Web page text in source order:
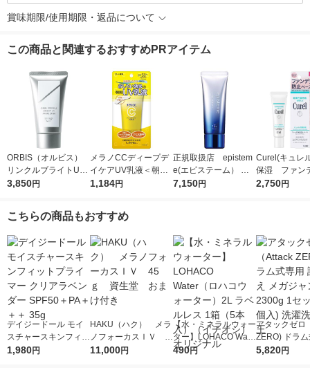
賞味期限/使用期限・返品について
この商品と関連するおすすめPRアイテム
ORBIS（オルビス）
リンクルブライトUV
プロテクター N 50g
3,850円
メラノCCディープデ
イケアUV乳液＜朝用
日焼け止め乳液＞50g
1,184円
正規取扱店 epistem
e(エピステーム） ホ
ワイトUVレーザー SP
7,150円
Curel(キュレ
保湿 ファン
止ベース 30
2,750円
こちらの商品もおすすめ
デイジードール モイ
スチャースキンフィッ
トプライマー クリア
1,980円
HAKU（ハク） メラ
ノフォーカスＩＶ 4
5ｇ 資生堂 おまけ
11,000円
【水・ミネラルウォー
ター】LOHACO Wate
r（ロハコウォータ
490円
アタックゼロ
ZERO) ドラ
詰め替え メガ
5,820円